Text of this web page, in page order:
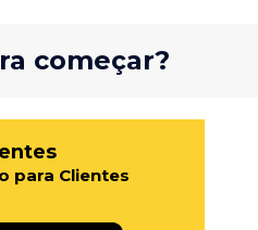
começar?
para Clientes